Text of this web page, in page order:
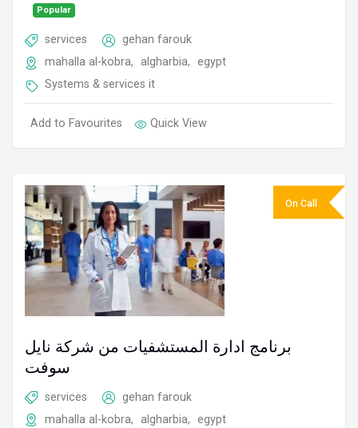
Popular
services
gehan farouk
mahalla al-kobra, algharbia,
egypt
Systems & services it
Add to Favourites Quick View
برنامج ادارة المستشفيات من شركة نايل
سوفت
services
gehan farouk
mahalla al-kobra, algharbia, egypt
On Call